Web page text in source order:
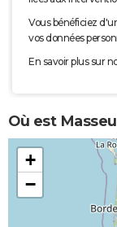
Vous bénéficiez
vos données
En savoir plus sur
Où est
+
−